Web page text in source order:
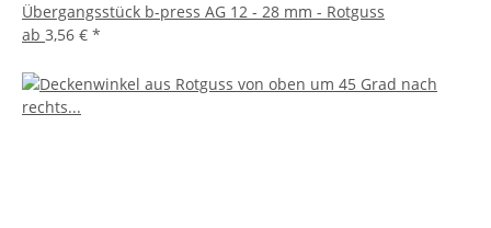
Übergangsstück b-press AG 12 - 28 mm - Rotguss
ab 3,56 € *